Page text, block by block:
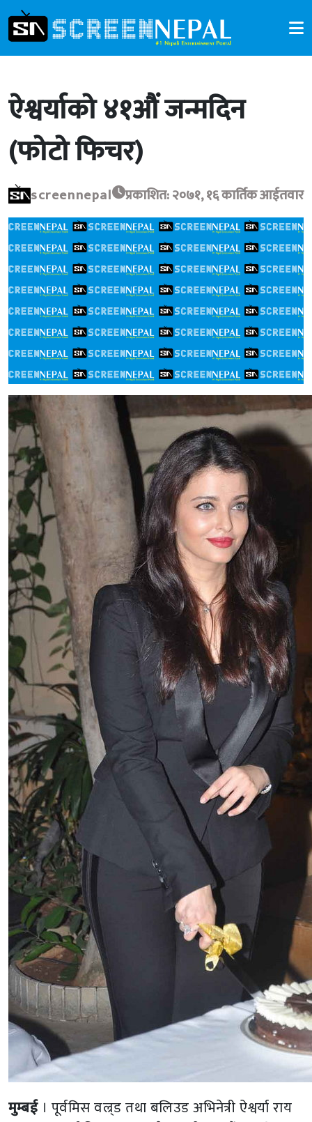
ऐश्वर्याको ४१औं जन्मदिन
(फोटो फिचर)
screennepal प्रकाशित: २०७१, १६ कार्तिक आईतवार
मुम्बई। पूर्वमिस वल्र्ड तथा बलिउड अभिनेत्री ऐश्वर्या राय